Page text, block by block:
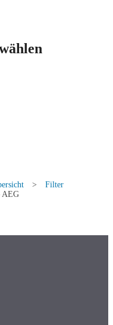
>
Filter
AEG